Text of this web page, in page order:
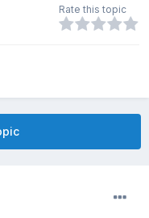
Rate this topic